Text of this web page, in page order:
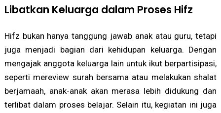
Libatkan Keluarga dalam Proses Hifz
Hifz bukan hanya tanggung jawab anak atau guru, tetapi
juga menjadi bagian dari kehidupan keluarga. Dengan
mengajak anggota keluarga lain untuk ikut berpartisipasi,
seperti mereview surah bersama atau melakukan shalat
berjamaah, anak-anak akan merasa lebih didukung dan
terlibat dalam proses belajar. Selain itu, kegiatan ini juga